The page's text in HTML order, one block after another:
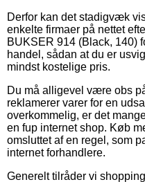
Derfor kan det stadigvæk
enkelte firmaer på nettet
BUKSER 914 (Black, 140)
handel, sådan at du er
mindst kostelige pris.
Du må alligevel være obs
reklamerer varer for en
overkommelig, er det
en fup internet shop. Køb
omsluttet af en regel, som
internet forhandlere.
Generelt tilråder vi